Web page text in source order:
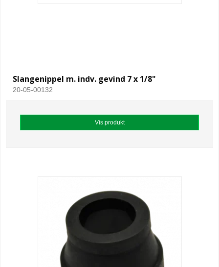
Slangenippel m. indv. gevind 7 x 1/8"
20-05-00132
Vis produkt